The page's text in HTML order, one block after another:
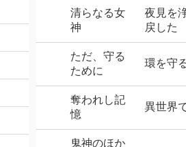
清らなる女
神
夜見を
戻した
ただ、守る
ために
環を守
奪われし記
憶
異世界
鬼神のほか